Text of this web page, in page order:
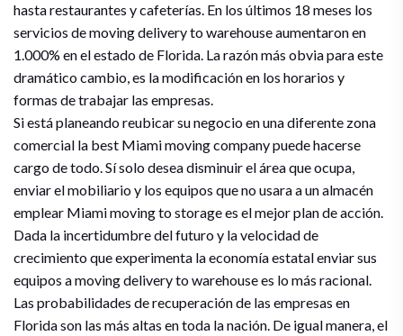
hasta restaurantes y cafeterías. En los últimos 18 meses los
servicios de moving delivery to warehouse aumentaron en
1.000% en el estado de Florida. La razón más obvia para este
dramático cambio, es la modificación en los horarios y
formas de trabajar las empresas.
Si está planeando reubicar su negocio en una diferente zona
comercial la best Miami moving company puede hacerse
cargo de todo. Sí solo desea disminuir el área que ocupa,
enviar el mobiliario y los equipos que no usara a un almacén
emplear Miami moving to storage es el mejor plan de acción.
Dada la incertidumbre del futuro y la velocidad de
crecimiento que experimenta la economía estatal enviar sus
equipos a moving delivery to warehouse es lo más racional.
Las probabilidades de recuperación de las empresas en
Florida son las más altas en toda la nación. De igual manera, el